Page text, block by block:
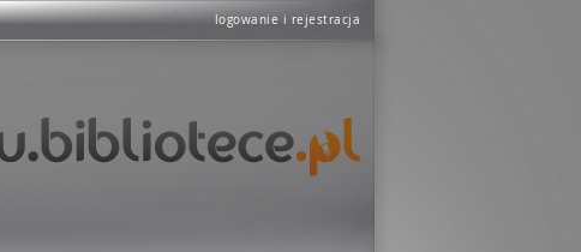
logowanie i rejestracja